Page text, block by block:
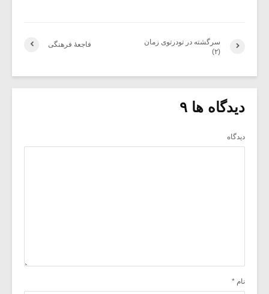
فاجعۀ فرهنگی
سرگشته در تودرتوی زمان
(۲)
دیدگاه ها ۹
دیدگاه
نام *